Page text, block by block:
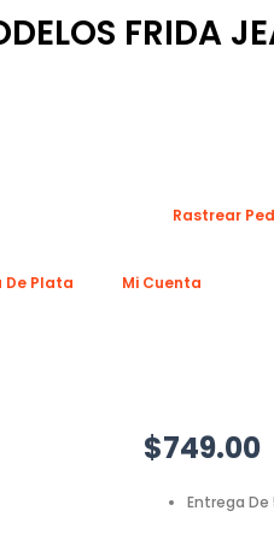
FRIDA
Rastrear
De Plata Mi Cuenta
$749.00
Entrega De